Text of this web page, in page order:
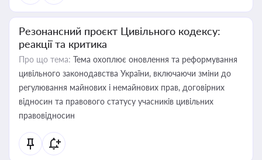
Резонансний проєкт Цивільного кодексу:
реакції та критика
Про що тема: Тема охоплює оновлення та реформування
цивільного законодавства України, включаючи зміни до
регулювання майнових і немайнових прав, договірних
відносин та правового статусу учасників цивільних
правовідносин